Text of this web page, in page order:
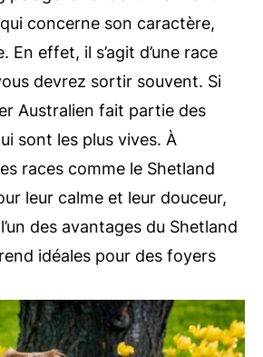
concerne son caractère,
En effet, il s’agit d’une race
devrez sortir souvent. Si
Australien fait partie des
sont les plus vives. À
races comme le Shetland
leur calme et leur douceur,
des avantages du Shetland
idéales pour des foyers